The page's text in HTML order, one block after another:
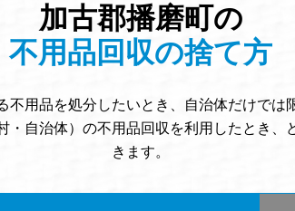
加古郡播磨町の
不用品回収の捨て方
不用品を処分したいとき、自治体だけでは
自治体）の不用品回収を利用したとき
きます。